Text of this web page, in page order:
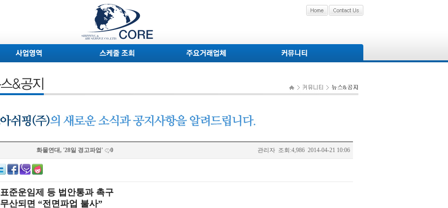
화물연대, '28일 경고파업' 0 관리자 조회:4,986 2014-04-21 10:06
표준운임제 등 법안통과 촉구
무산되면 “전면파업 불사”